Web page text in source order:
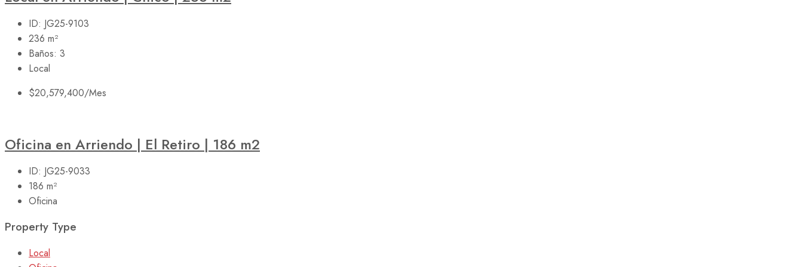
ID: JG25-9103
236 m²
Baños: 3
Local
$20,579,400/Mes
Oficina en Arriendo | El Retiro | 186 m2
ID: JG25-9033
186 m²
Oficina
Property Type
Local